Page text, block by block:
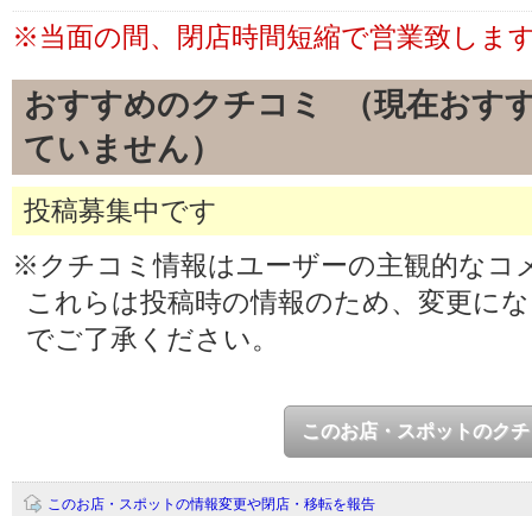
※当面の間、閉店時間短縮で営業致しま
おすすめのクチコミ （現在おす
ていません）
投稿募集中です
※クチコミ情報はユーザーの主観的なコ
これらは投稿時の情報のため、変更に
でご了承ください。
このお店・スポットのク
このお店・スポットの情報変更や閉店・移転を報告